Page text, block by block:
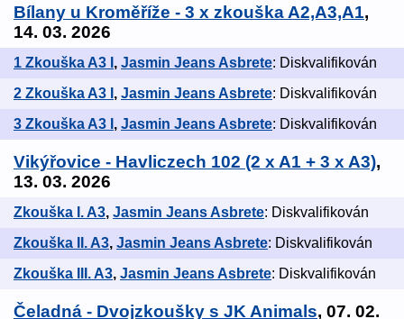
Bílany u Kroměříže - 3 x zkouška A2,A3,A1,
14. 03. 2026
1 Zkouška A3 I , Jasmin Jeans Asbrete: Diskvalifikován
2 Zkouška A3 I , Jasmin Jeans Asbrete: Diskvalifikován
3 Zkouška A3 I , Jasmin Jeans Asbrete: Diskvalifikován
Vikýřovice - Havliczech 102 (2 x A1 + 3 x A3),
13. 03. 2026
Zkouška I. A3, Jasmin Jeans Asbrete: Diskvalifikován
Zkouška II. A3, Jasmin Jeans Asbrete: Diskvalifikován
Zkouška III. A3, Jasmin Jeans Asbrete: Diskvalifikován
Čeladná - Dvojzkoušky s JK Animals, 07. 02.